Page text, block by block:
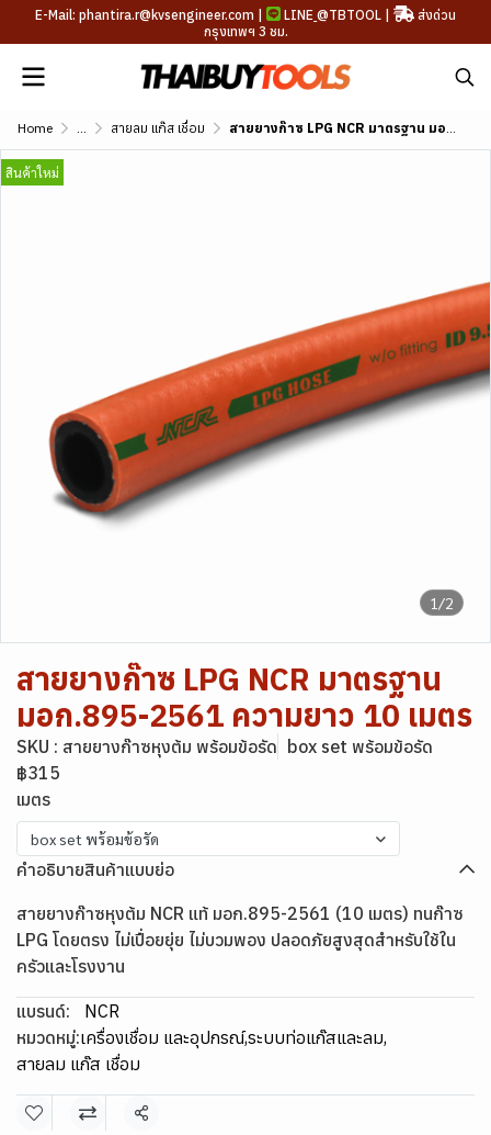
E-Mail: phantira.r@kvsengineer.com | LINE @TBTOOL |
ส่งด่วน
กรุงเทพฯ 3 ชม.
Home ... สายลม แก๊ส เชื่อม สายยางก๊าซ LPG NCR มาตรฐาน มอก.895-2561 ความยาว 10 เมตร
1/2
สินค้าใหม่
สายยางก๊าซ LPG NCR มาตรฐาน
มอก.895-2561 ความยาว 10 เมตร
SKU : สายยางก๊าซหุงต้ม พร้อมข้อรัด box set พร้อมข้อรัด
฿315
เมตร
box set พร้อมข้อรัด
คำอธิบายสินค้าแบบย่อ
สายยางก๊าซหุงต้ม NCR แท้ มอก.895-2561 (10 เมตร) ทนก๊าซ
LPG โดยตรง ไม่เปื่อยยุ่ย ไม่บวมพอง ปลอดภัยสูงสุดสำหรับใช้ใน
ครัวและโรงงาน
แบรนด์:
NCR
หมวดหมู่:เครื่องเชื่อม และอุปกรณ์,ระบบท่อแก๊สและลม,
สายลม แก๊ส เชื่อม
แชร์